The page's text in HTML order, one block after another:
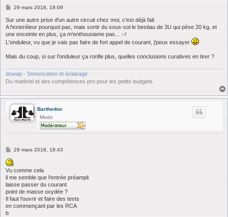
M
s
s
g
e
29 mars 2018, 18:09
Sur une autre prise d'un autre circuit chez moi, c'est déjà fait.
A l'exteréieur pourquoi pas, mais sortir du sous-sol le bestiau de 3U qui pèse 20 kg, et
une enceinte en plus, ça m'enthousiame pas... :-/
L'onduleur, vu que je vais pas faire de fort appel de courant, j'peux essayer
Mais du coup, si sur l'onduleur ça ronfle plus, quelles conclusions curatives en tirer ?
dowap - Sonorisation et éclairage
Du matériel et des compétences pro pour les petits budgets.
Barthedoc
Modo
M
s
s
a
g
e
29 mars 2018, 18:43
Vu comme cela
il me semble que l'entrée préampli
laisse passer du courant
point de masse oxydée ?
Il faut l'ouvrir et faire des tests
en commençant par les RCA
b